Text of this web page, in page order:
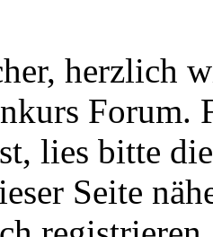
herzlich
Forum.
lies bitte
Seite